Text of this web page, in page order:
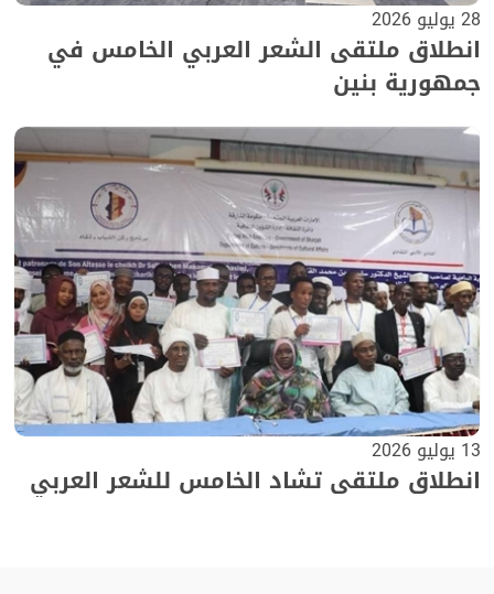
28 يوليو 2026
انطلاق ملتقى الشعر العربي الخامس في
جمهورية بنين
13 يوليو 2026
انطلاق ملتقى تشاد الخامس للشعر العربي